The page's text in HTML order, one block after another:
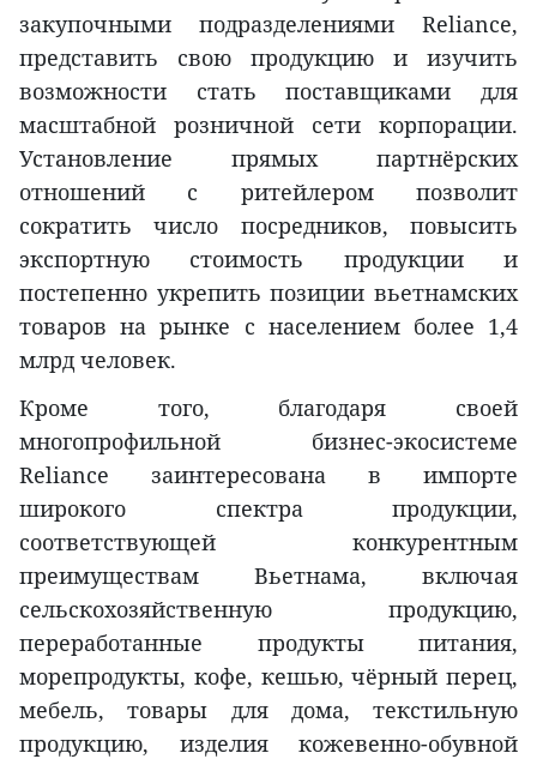
закупочными подразделениями Reliance,
представить свою продукцию и изучить
возможности стать поставщиками для
масштабной розничной сети корпорации.
Установление прямых партнёрских
отношений с ритейлером позволит
сократить число посредников, повысить
экспортную стоимость продукции и
постепенно укрепить позиции вьетнамских
товаров на рынке с населением более 1,4
млрд человек.
Кроме того, благодаря своей
многопрофильной бизнес-экосистеме
Reliance заинтересована в импорте
широкого спектра продукции,
соответствующей конкурентным
преимуществам Вьетнама, включая
сельскохозяйственную продукцию,
переработанные продукты питания,
морепродукты, кофе, кешью, чёрный перец,
мебель, товары для дома, текстильную
продукцию, изделия кожевенно-обувной